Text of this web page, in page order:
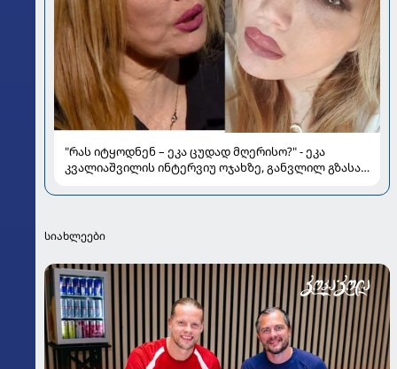
"რას იტყოდნენ – ეკა ცუდად მღერისო?" - ეკა
კვალიაშვილის ინტერვიუ ოჯახზე, განვლილ გზასა
სიახლეები